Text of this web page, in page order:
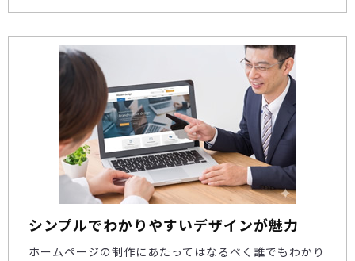
シンプルでわかりやすいデザインが魅力
ホームページの制作にあたってはなるべく誰でもわかり